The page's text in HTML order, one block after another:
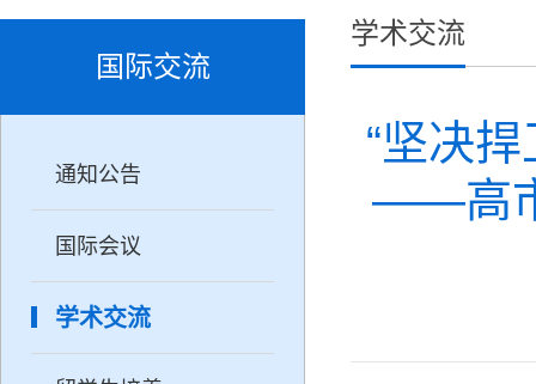
国际交流
通知公告
国际会议
学术交流
学术交流
“坚决
——高市